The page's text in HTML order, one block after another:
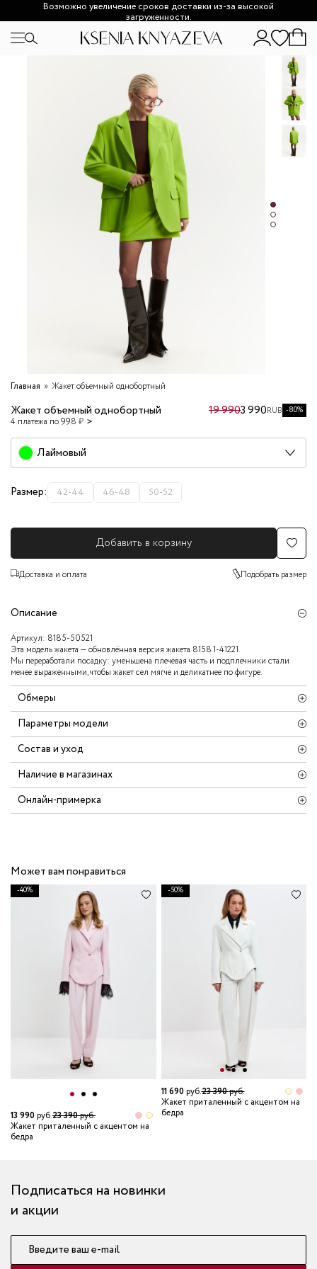
Возможно увеличение сроков доставки из-за высокой
загруженности.
Главная Жакет объемный однобортный
Жакет объемный однобортный
4 платежа по 998 ₽
19 9903 990RUB -80%
Лаймовый
Размер: 42-44 46-48 50-52
Добавить в корзину
Доставка и оплата Подобрать размер
Описание
Артикул: 8185-50521
Эта модель жакета — обновлённая версия жакета 8158.1-41221.
Мы переработали посадку: уменьшена плечевая часть и подплечники стали
менее выраженными, чтобы жакет сел мягче и деликатнее по фигуре.
Обмеры
Параметры модели
Состав и уход
Наличие в магазинах
Онлайн-примерка
Может вам понравиться
-40%
13 990руб.23 390руб.
Жакет приталенный с акцентом на
бедра
-50%
11 690руб.23 390руб.
Жакет приталенный с акцентом на
бедра
Подписаться на новинки
и акции
Введите ваш e-mail